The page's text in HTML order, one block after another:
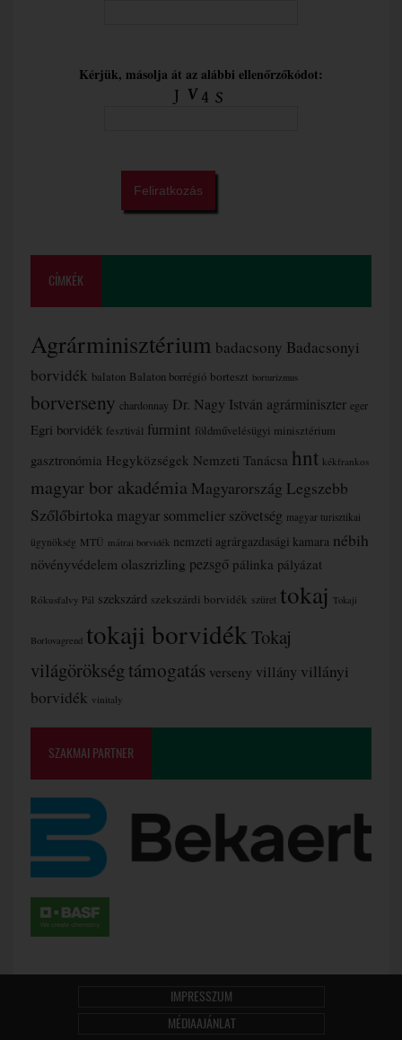
Kérjük, másolja át az alábbi ellenőrzőkódot:
CÍMKÉK
Agrárminisztérium badacsony Badacsonyi
borvidék balaton Balaton borrégió borteszt borturizmus
borverseny chardonnay Dr. Nagy István agrárminiszter eger
Egri borvidék fesztivál furmint földművelésügyi minisztérium
gasztronómia Hegyközségek Nemzeti Tanácsa hnt kékfrankos
magyar bor akadémia Magyarország Legszebb
Szőlőbirtoka magyar sommelier szövetség magyar turisztikai
ügynökség MTÜ mátrai borvidék nemzeti agrárgazdasági kamara nébih
növényvédelem olaszrizling pezsgő pálinka pályázat
Rókusfalvy Pál szekszárd szekszárdi borvidék szüret tokaj Tokaji
Borlovagrend tokaji borvidékTokaj
világörökségtámogatás verseny villány villányi
borvidék vinitaly
SZAKMAI PARTNER
IMPRESSZUM
MÉDIAAJÁNLAT